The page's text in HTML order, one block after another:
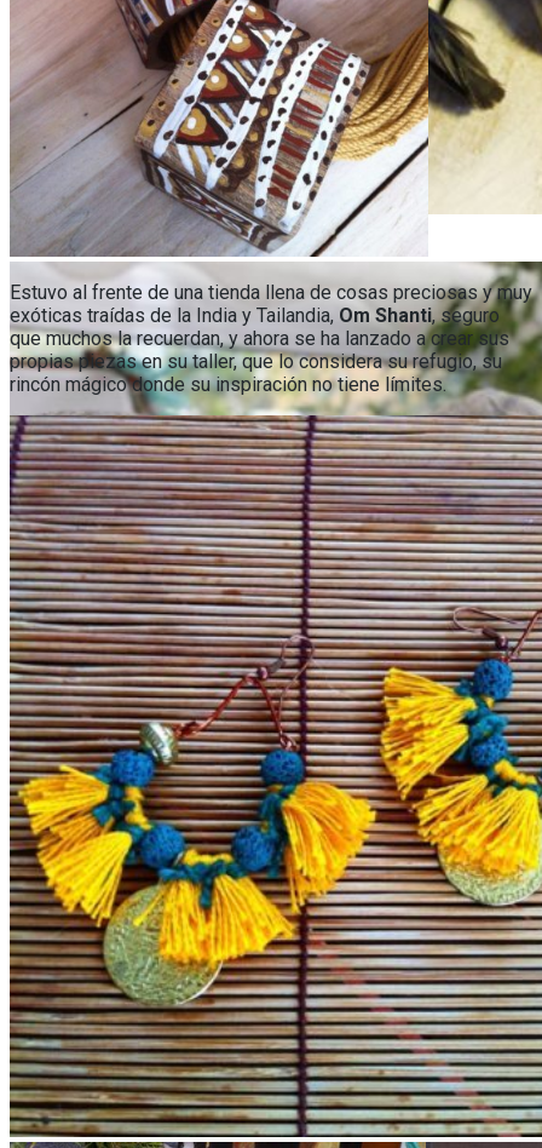
Estuvo al frente de una tienda llena de cosas preciosas y muy
exóticas traídas de la India y Tailandia, Om Shanti, seguro
que muchos la recuerdan, y ahora se ha lanzado a crear sus
propias piezas en su taller, que lo considera su refugio, su
rincón mágico donde su inspiración no tiene límites.